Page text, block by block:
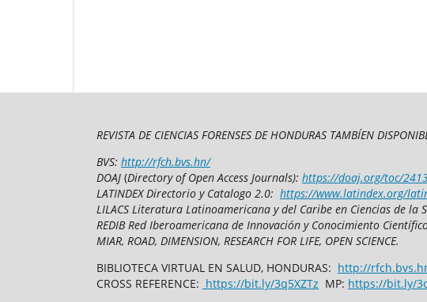
REVISTA DE CIENCIAS FORENSES DE HONDURAS TAMBÍEN
BVS: http://rfch.bvs.hn/
DOAJ (Directory of Open Access Journals): https://doaj.org/toc/
LATINDEX Directorio y Catalogo 2.0: https://www.latindex.org/
LILACS Literatura Latinoamericana y del Caribe en Ciencias de la
REDIB Red Iberoamericana de Innovación y Conocimiento
MIAR, ROAD, DIMENSION, RESEARCH FOR LIFE, OPEN SCIENCE.
BIBLIOTECA VIRTUAL EN SALUD, HONDURAS: http://
CROSS REFERENCE: https://bit.ly/3q5XZTz MP: https://bit.ly/